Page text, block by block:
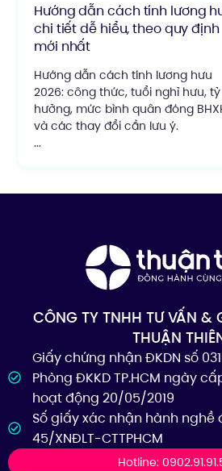
Hướng dẫn cách tính lương
chi tiết dễ hiểu, theo quy định
mới nhất
Hướng dẫn cách tính lương hưu
2026: công thức, tuổi nghỉ hưu, tỷ
hưởng, mức bình quân đóng
và các thay đổi cần lưu ý.
...
CÔNG TY TNHH TƯ VẤN &
THUẬN
Giấy chứng nhận ĐKDN số
Phòng ĐKKD TP.HCM ngày
hoạt động 20/05/2019
Số giấy xác nhận hành nghề
45/XNĐLT-CTTPHCM
Hotline: